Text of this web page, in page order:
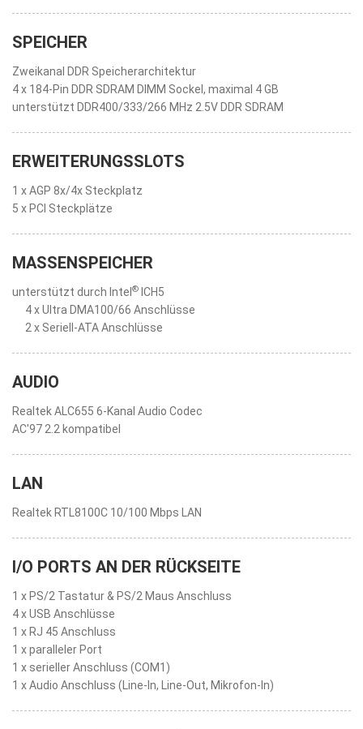
SPEICHER
Zweikanal DDR Speicherarchitektur
4 x 184-Pin DDR SDRAM DIMM Sockel, maximal 4 GB
unterstützt DDR400/333/266 MHz 2.5V DDR SDRAM
ERWEITERUNGSSLOTS
1 x AGP 8x/4x Steckplatz
5 x PCI Steckplätze
MASSENSPEICHER
unterstützt durch Intel ® ICH5
4 x Ultra DMA100/66 Anschlüsse
2 x Seriell-ATA Anschlüsse
AUDIO
Realtek ALC655 6-Kanal Audio Codec
AC'97 2.2 kompatibel
LAN
Realtek RTL8100C 10/100 Mbps LAN
I/O PORTS AN DER RÜCKSEITE
1 x PS/2 Tastatur & PS/2 Maus Anschluss
4 x USB Anschlüsse
1 x RJ 45 Anschluss
1 x paralleler Port
1 x serieller Anschluss (COM1)
1 x Audio Anschluss (Line-In, Line-Out, Mikrofon-In)